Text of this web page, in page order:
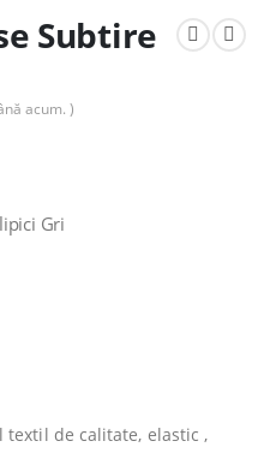
Subtire
acum. )
Gri
de calitate, elastic ,